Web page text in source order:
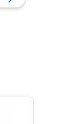
Tuyaux spiralés